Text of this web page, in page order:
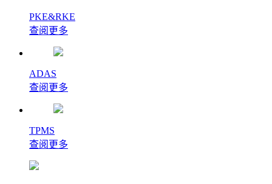
PKE&RKE
查阅更多
ADAS
查阅更多
TPMS
查阅更多